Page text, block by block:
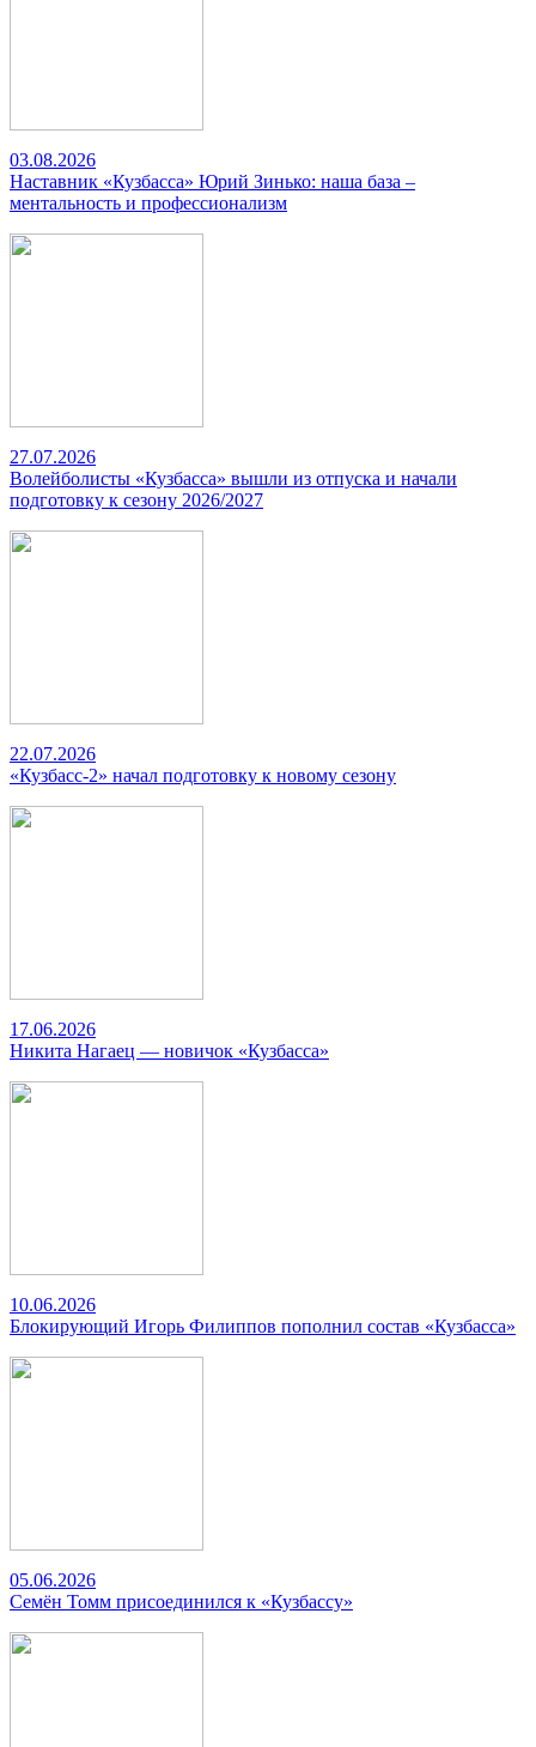
03.08.2026
Наставник «Кузбасса» Юрий Зинько: наша база –
ментальность и профессионализм
27.07.2026
Волейболисты «Кузбасса» вышли из отпуска и начали
подготовку к сезону 2026/2027
22.07.2026
«Кузбасс-2» начал подготовку к новому сезону
17.06.2026
Никита Нагаец — новичок «Кузбасса»
10.06.2026
Блокирующий Игорь Филиппов пополнил состав «Кузбасса»
05.06.2026
Семён Томм присоединился к «Кузбассу»